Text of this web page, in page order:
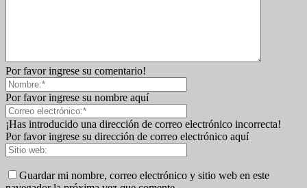
Por favor ingrese su comentario!
Por favor ingrese su nombre aquí
¡Has introducido una dirección de correo electrónico incorrecta!
Por favor ingrese su dirección de correo electrónico aquí
Guardar mi nombre, correo electrónico y sitio web en este